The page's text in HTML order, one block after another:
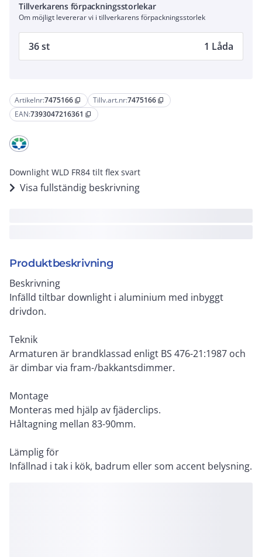
Artikelnr:7475166 content_copy Tillv.art.nr:7475166 content_copy
EAN:7393047216361 content_copy
Downlight WLD FR84 tilt flex svart
Visa fullständig beskrivning
Produktbeskrivning
Beskrivning
Infälld tiltbar downlight i aluminium med inbyggt
drivdon.
Teknik
Armaturen är brandklassad enligt BS 476-21:1987 och
är dimbar via fram-/bakkantsdimmer.
Montage
Monteras med hjälp av fjäderclips.
Håltagning mellan 83-90mm.
Lämplig för
Infällnad i tak i kök, badrum eller som accent belysning.
Tillverkarens förpackningsstorlekar
Om möjligt levererar vi i tillverkarens förpackningsstorlek
36 st 1 Låda